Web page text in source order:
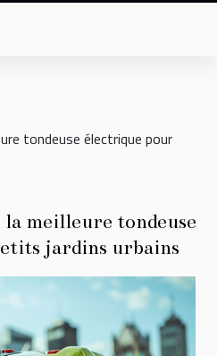
tondeuse électrique pour
meilleure tondeuse
jardins urbains